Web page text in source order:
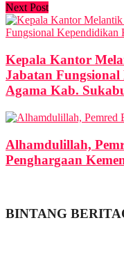
Next Post
Kepala Kantor
Jabatan
Agama Kab.
Alhamdulillah,
Penghargaan
BINTANG